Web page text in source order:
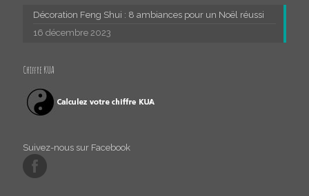
Décoration Feng Shui : 8 ambiances pour un Noël réussi
16 décembre 2023
Chiffre KUA
Suivez-nous sur Facebook